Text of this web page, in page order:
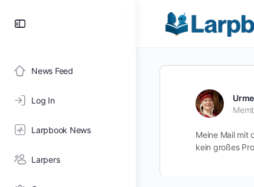
News Feed
Log In
Larpbook News
Larpers
Meine Mail mit
kein großes